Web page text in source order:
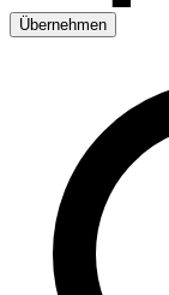
Übernehmen